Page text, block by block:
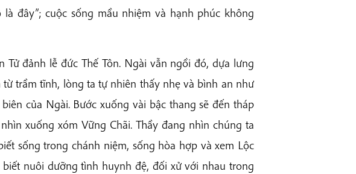
đây”; cuộc sống mầu nhiệm và hạnh phúc không
Tử đảnh lễ đức Thế Tôn. Ngài vẫn ngồi đó, dựa lưng
trầm tĩnh, lòng ta tự nhiên thấy nhẹ và bình an như
của Ngài. Bước xuống vài bậc thang sẽ đến tháp
xuống xóm Vững Chãi. Thầy đang nhìn chúng ta
sống trong chánh niệm, sống hòa hợp và xem Lộc
nuôi dưỡng tình huynh đệ, đối xử với nhau trong